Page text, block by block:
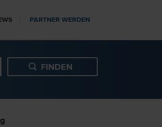
PARTNER WERDEN